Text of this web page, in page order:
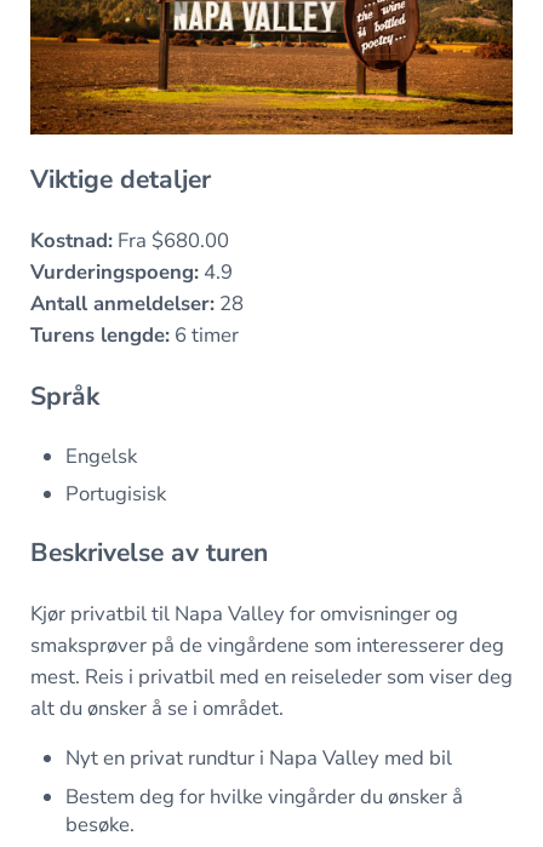
Viktige detaljer
Kostnad:Fra $680.00
Vurderingspoeng:4.9
Antall anmeldelser:28
Turens lengde:6 timer
Språk
Engelsk
Portugisisk
Beskrivelse av turen
Kjør privatbil til Napa Valley for omvisninger og
smaksprøver på de vingårdene som interesserer deg
mest. Reis i privatbil med en reiseleder som viser deg
alt du ønsker å se i området.
Nyt en privat rundtur i Napa Valley med bil
Bestem deg for hvilke vingårder du ønsker å
besøke.